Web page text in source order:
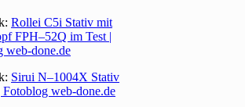
Rollei C5i Stativ mit
FPH–52Q im Test |
web-done.de
Sirui N–1004X Stativ
Fotoblog web-done.de